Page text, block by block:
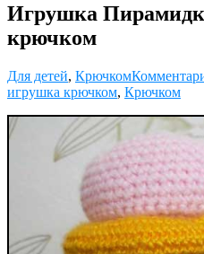
Игрушка
крючком
Для детей, Крючком
игрушка крючком, Крючком